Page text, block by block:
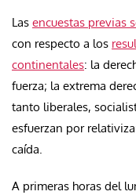
Las encuestas previas
con respecto a los
continentales: la
fuerza; la extrema
tanto liberales,
esfuerzan por
caída.
A primeras horas del